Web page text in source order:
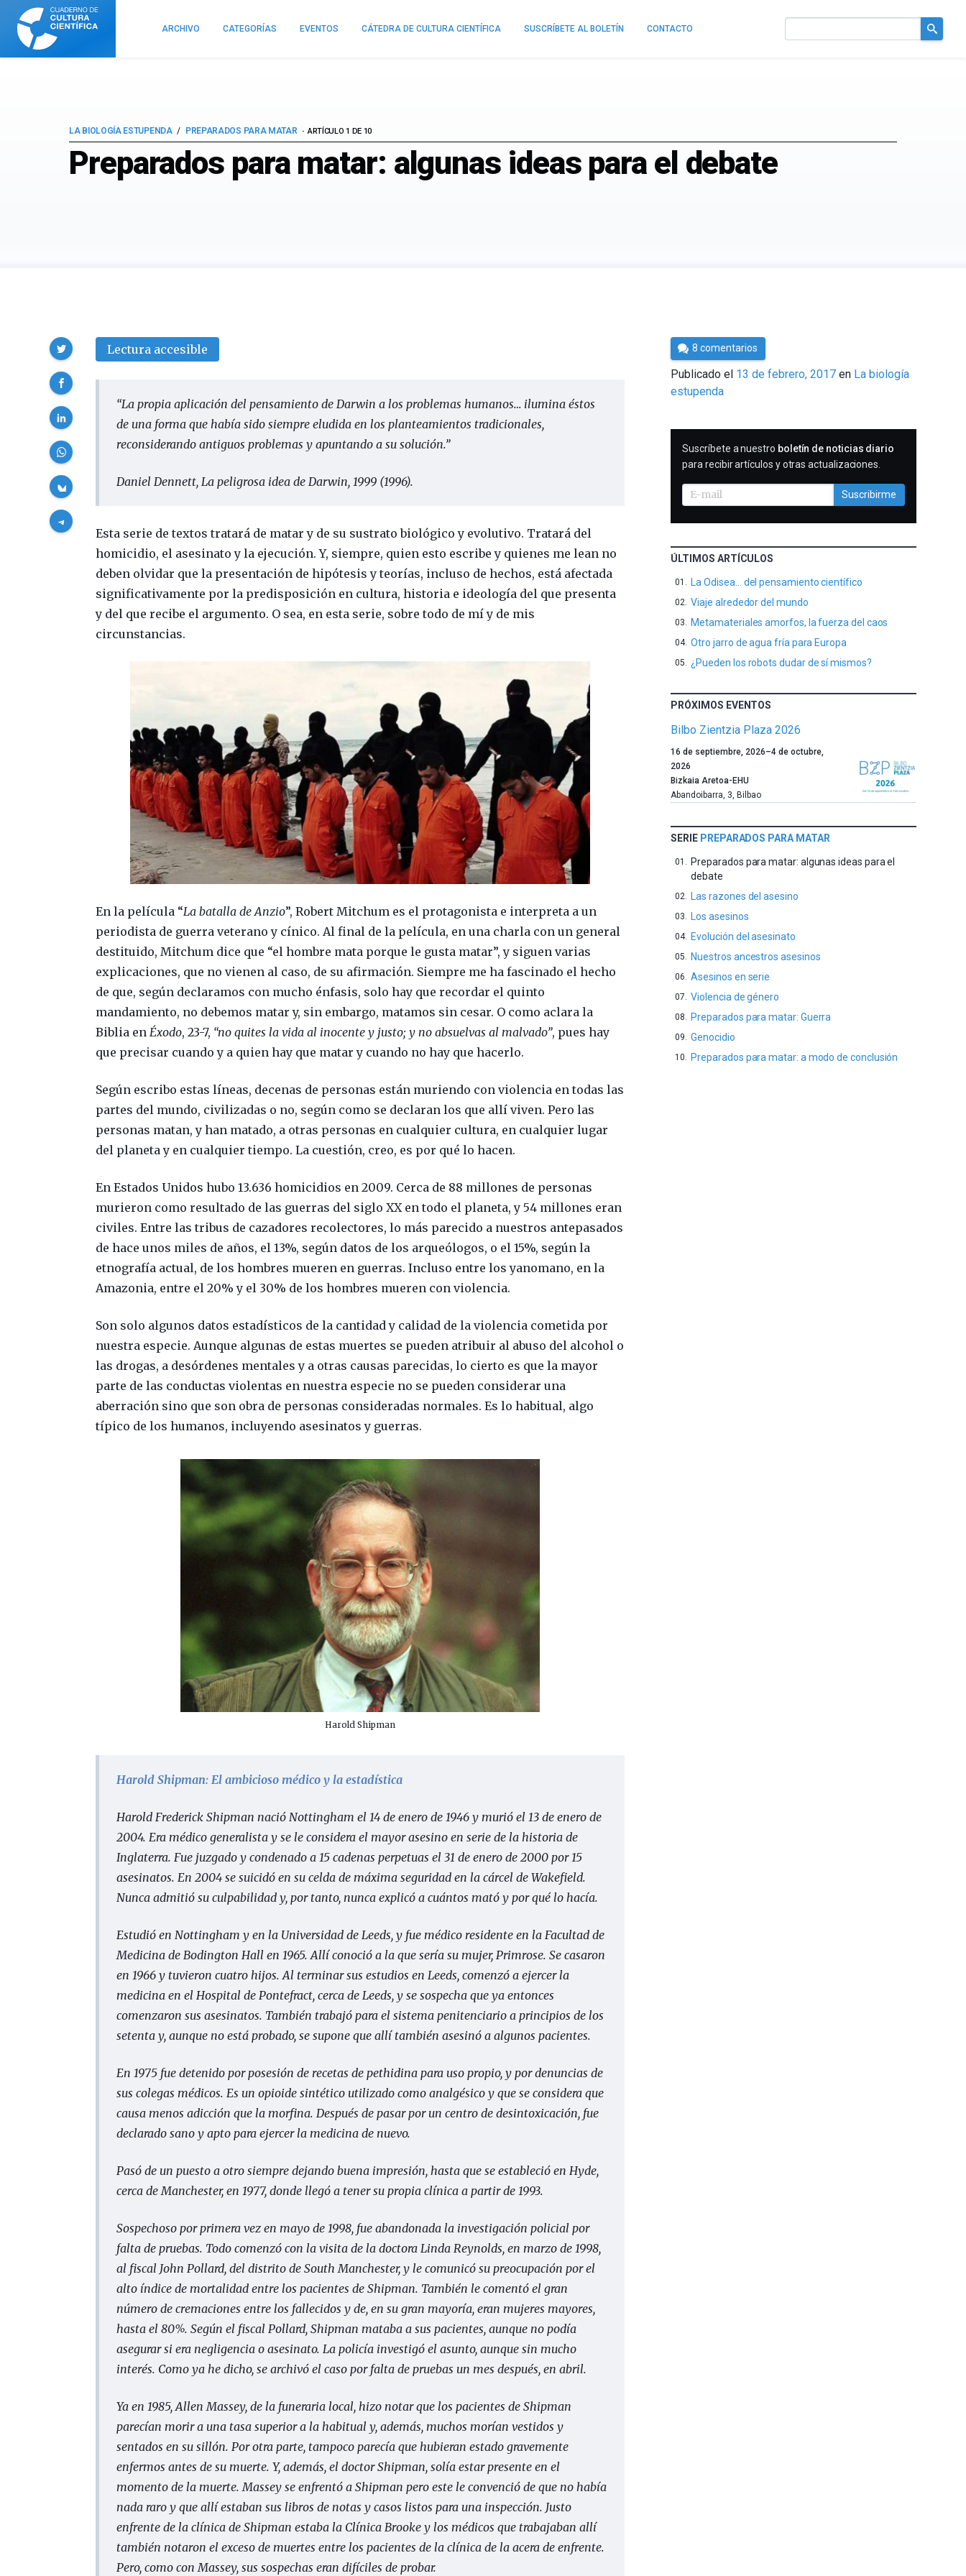
Cuaderno
Cultura
Científica
ARCHIVO CATEGORÍAS EVENTOS CÁTEDRA DE CULTURA CIENTÍFICA SUSCRÍBETE AL BOLETÍN CONTACTO
Preparados para matar: algunas ideas para el debate
LA BIOLOGÍA ESTUPENDA PREPARADOS PARA MATAR ARTÍCULO 1 DE 10
Lectura accesible
“La propia aplicación del pensamiento de Darwin a los problemas humanos… ilumina éstos
de una forma que había sido siempre eludida en los planteamientos tradicionales,
reconsiderando antiguos problemas y apuntando a su solución.”
Daniel Dennett,La peligrosa idea de Darwin, 1999 (1996).
Esta serie de textos tratará de matar y de su sustrato biológico y evolutivo. Tratará del
homicidio, el asesinato y la ejecución. Y, siempre, quien esto escribe y quienes me lean no
deben olvidar que la presentación de hipótesis y teorías, incluso de hechos, está afectada
significativamente por la predisposición en cultura, historia e ideología del que presenta
y del que recibe el argumento. O sea, en esta serie, sobre todo de mí y de mis
circunstancias.
En la película “La batalla de Anzio”, Robert Mitchum es el protagonista e interpreta a un
periodista de guerra veterano y cínico. Al final de la película, en una charla con un general
destituido, Mitchum dice que “el hombre mata porque le gusta matar”, y siguen varias
explicaciones, que no vienen al caso, de su afirmación. Siempre me ha fascinado el hecho
de que, según declaramos con mucho énfasis, solo hay que recordar el quinto
mandamiento, no debemos matar y, sin embargo, matamos sin cesar. O como aclara la
Biblia enÉxodo, 23-7, “no quites la vida al inocente y justo; y no absuelvas al malvado”, pues hay
que precisar cuando y a quien hay que matar y cuando no hay que hacerlo.
Según escribo estas líneas, decenas de personas están muriendo con violencia en todas las
partes del mundo, civilizadas o no, según como se declaran los que allí viven. Pero las
personas matan, y han matado, a otras personas en cualquier cultura, en cualquier lugar
del planeta y en cualquier tiempo. La cuestión, creo, es por qué lo hacen.
En Estados Unidos hubo 13.636 homicidios en 2009. Cerca de 88 millones de personas
murieron como resultado de las guerras del siglo XX en todo el planeta, y 54 millones eran
civiles. Entre las tribus de cazadores recolectores, lo más parecido a nuestros antepasados
de hace unos miles de años, el 13%, según datos de los arqueólogos, o el 15%, según la
etnografía actual, de los hombres mueren en guerras. Incluso entre los yanomano, en la
Amazonia, entre el 20% y el 30% de los hombres mueren con violencia.
Son solo algunos datos estadísticos de la cantidad y calidad de la violencia cometida por
nuestra especie. Aunque algunas de estas muertes se pueden atribuir al abuso del alcohol o
las drogas, a desórdenes mentales y a otras causas parecidas, lo cierto es que la mayor
parte de las conductas violentas en nuestra especie no se pueden considerar una
aberración sino que son obra de personas consideradas normales. Es lo habitual, algo
típico de los humanos, incluyendo asesinatos y guerras.
Harold Shipman
Harold Shipman: El ambicioso médico y la estadística
Harold Frederick Shipman nació Nottingham el 14 de enero de 1946 y murió el 13 de enero de
2004. Era médico generalista y se le considera el mayor asesino en serie de la historia de
Inglaterra. Fue juzgado y condenado a 15 cadenas perpetuas el 31 de enero de 2000 por 15
asesinatos. En 2004 se suicidó en su celda de máxima seguridad en la cárcel de Wakefield.
Nunca admitió su culpabilidad y, por tanto, nunca explicó a cuántos mató y por qué lo hacía.
Estudió en Nottingham y en la Universidad de Leeds, y fue médico residente en la Facultad de
Medicina de Bodington Hall en 1965. Allí conoció a la que sería su mujer, Primrose. Se casaron
en 1966 y tuvieron cuatro hijos. Al terminar sus estudios en Leeds, comenzó a ejercer la
medicina en el Hospital de Pontefract, cerca de Leeds, y se sospecha que ya entonces
comenzaron sus asesinatos. También trabajó para el sistema penitenciario a principios de los
setenta y, aunque no está probado, se supone que allí también asesinó a algunos pacientes.
En 1975 fue detenido por posesión de recetas de pethidina para uso propio, y por denuncias de
sus colegas médicos. Es un opioide sintético utilizado como analgésico y que se considera que
causa menos adicción que la morfina. Después de pasar por un centro de desintoxicación, fue
declarado sano y apto para ejercer la medicina de nuevo.
Pasó de un puesto a otro siempre dejando buena impresión, hasta que se estableció en Hyde,
cerca de Manchester, en 1977, donde llegó a tener su propia clínica a partir de 1993.
Sospechoso por primera vez en mayo de 1998, fue abandonada la investigación policial por
falta de pruebas. Todo comenzó con la visita de la doctora Linda Reynolds, en marzo de 1998,
al fiscal John Pollard, del distrito de South Manchester, y le comunicó su preocupación por el
alto índice de mortalidad entre los pacientes de Shipman. También le comentó el gran
número de cremaciones entre los fallecidos y de, en su gran mayoría, eran mujeres mayores,
hasta el 80%. Según el fiscal Pollard, Shipman mataba a sus pacientes, aunque no podía
asegurar si era negligencia o asesinato. La policía investigó el asunto, aunque sin mucho
interés. Como ya he dicho, se archivó el caso por falta de pruebas un mes después, en abril.
Ya en 1985, Allen Massey, de la funeraria local, hizo notar que los pacientes de Shipman
parecían morir a una tasa superior a la habitual y, además, muchos morían vestidos y
sentados en su sillón. Por otra parte, tampoco parecía que hubieran estado gravemente
enfermos antes de su muerte. Y, además, el doctor Shipman, solía estar presente en el
momento de la muerte. Massey se enfrentó a Shipman pero este le convenció de que no había
nada raro y que allí estaban sus libros de notas y casos listos para una inspección. Justo
enfrente de la clínica de Shipman estaba la Clínica Brooke y los médicos que trabajaban allí
también notaron el exceso de muertes entre los pacientes de la clínica de la acera de enfrente.
Pero, como con Massey, sus sospechas eran difíciles de probar.
Compartir
Por
César
Tomé
8 comentarios
Publicado el 13 de febrero, 2017 en La biología
estupenda
SUSCRIBIRME
Suscríbete a nuestro boletín de noticias diario
para recibir artículos y otras actualizaciones.
Suscribirme
SERIE PREPARADOS PARA MATAR
Preparados para matar: algunas ideas para el
debate
Las razones del asesino
Los asesinos
Evolución del asesinato
Nuestros ancestros asesinos
Asesinos en serie
Violencia de género
Preparados para matar: Guerra
Genocidio
Preparados para matar: a modo de conclusión
ÚLTIMOS ARTÍCULOS
La Odisea… del pensamiento científico
Viaje alrededor del mundo
Metamateriales amorfos, la fuerza del caos
Otro jarro de agua fría para Europa
¿Pueden los robots dudar de sí mismos?
PRÓXIMOS EVENTOS
Bilbo Zientzia Plaza 2026
Un
año
más,
Bilbao
bienvenida
otoño
la
la
novena
de
Bilbo
(BZP),
un
16 de septiembre, 2026–4 de octubre,
2026
Bizkaia Aretoa-EHU
Abandoibarra, 3, Bilbao